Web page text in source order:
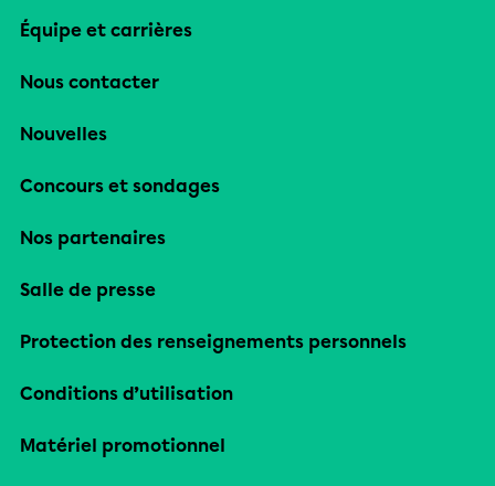
Équipe et carrières
Nous contacter
Nouvelles
Concours et sondages
Nos partenaires
Salle de presse
Protection des renseignements personnels
Conditions d’utilisation
Matériel promotionnel